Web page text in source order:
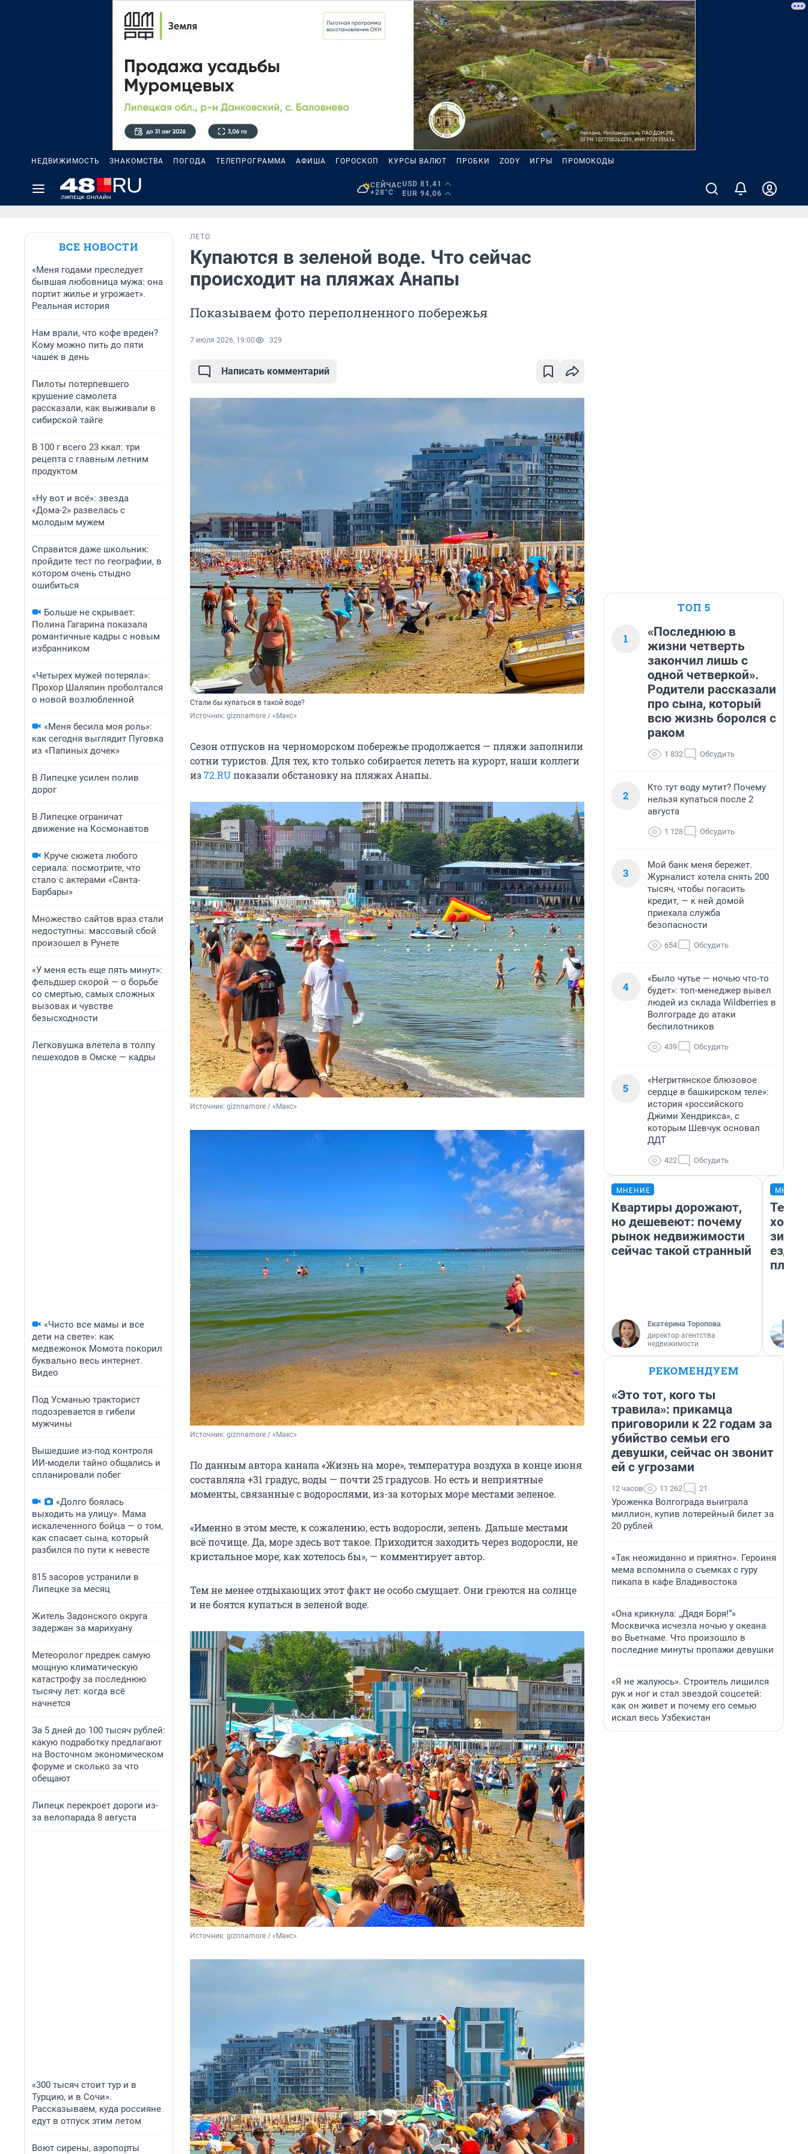
НЕДВИЖИМОСТЬ ЗНАКОМСТВА ПОГОДА ТЕЛЕПРОГРАММА АФИША ГОРОСКОП КУРСЫ ВАЛЮТ ПРОБКИ ZODY ИГРЫ ПРОМОКОДЫ
СЕЙЧАС
+28°C
USD 81,41
EUR 94,06
ВСЕ НОВОСТИ
«Меня годами преследует
бывшая любовница мужа: она
портит жилье и угрожает».
Реальная история
Нам врали, что кофе вреден?
Кому можно пить до пяти
чашек в день
Пилоты потерпевшего
крушение самолета
рассказали, как выживали в
сибирской тайге
В 100 г всего 23 ккал: три
рецепта с главным летним
продуктом
«Ну вот и всё»: звезда
«Дома-2» развелась с
молодым мужем
Справится даже школьник:
пройдите тест по географии, в
котором очень стыдно
ошибиться
Больше не скрывает:
Полина Гагарина показала
романтичные кадры с новым
избранником
«Четырех мужей потеряла»:
Прохор Шаляпин проболтался
о новой возлюбленной
«Меня бесила моя роль»:
как сегодня выглядит Пуговка
из «Папиных дочек»
В Липецке усилен полив
дорог
В Липецке ограничат
движение на Космонавтов
Круче сюжета любого
сериала: посмотрите, что
стало с актерами «Санта-
Барбары»
Множество сайтов враз стали
недоступны: массовый сбой
произошел в Рунете
«У меня есть еще пять минут»:
фельдшер скорой — о борьбе
со смертью, самых сложных
вызовах и чувстве
безысходности
Легковушка влетела в толпу
пешеходов в Омске — кадры
«Чисто все мамы и все
дети на свете»: как
медвежонок Момота покорил
буквально весь интернет.
Видео
Под Усманью тракторист
подозревается в гибели
мужчины
Вышедшие из-под контроля
ИИ-модели тайно общались и
спланировали побег
«Долго боялась
выходить на улицу». Мама
искалеченного бойца — о том,
как спасает сына, который
разбился по пути к невесте
815 засоров устранили в
Липецке за месяц
Житель Задонского округа
задержан за марихуану
Метеоролог предрек самую
мощную климатическую
катастрофу за последнюю
тысячу лет: когда всё
начнется
За 5 дней до 100 тысяч рублей:
какую подработку предлагают
на Восточном экономическом
форуме и сколько за что
обещают
Липецк перекроет дороги из-
за велопарада 8 августа
«300 тысяч стоит тур и в
Турцию, и в Сочи».
Рассказываем, куда россияне
едут в отпуск этим летом
Воют сирены, аэропорты
ЛЕТО
Купаются в зеленой воде. Что сейчас
происходит на пляжах Анапы
Показываем фото переполненного побережья
7 июля 2026, 19:00 329
Написать комментарий
Стали бы купаться в такой воде?
Источник: giznnamore / «Макс»
Сезон отпусков на черноморском побережье продолжается — пляжи заполнили
сотни туристов. Для тех, кто только собирается лететь на курорт, наши коллеги
из72.RUпоказали обстановку на пляжах Анапы.
Источник: giznnamore / «Макс»
Источник: giznnamore / «Макс»
По данным автора канала «Жизнь на море», температура воздуха в конце июня
составляла +31 градус, воды — почти25градусов. Но есть и неприятные
моменты, связанные с водорослями, из-за которых море местами зеленое.
«Именно в этом месте, к сожалению, есть водоросли, зелень. Дальше местами
всё почище. Да, море здесь вот такое. Приходится заходить через водоросли, не
кристальное море, как хотелось бы», — комментирует автор.
Тем не менее отдыхающих этот факт не особо смущает. Они греются на солнце
и не боятся купаться в зеленой воде.
Источник: giznnamore / «Макс»
ТОП 5
1
«Последнюю в
жизни четверть
закончил лишь с
одной четверкой».
Родители рассказали
про сына, который
всю жизнь боролся с
раком
1 832 Обсудить
2
Кто тут воду мутит? Почему
нельзя купаться после 2
августа
1 128 Обсудить
3
Мой банк меня бережет.
Журналист хотела снять 200
тысяч, чтобы погасить
кредит, — к ней домой
приехала служба
безопасности
654 Обсудить
4
«Было чутье — ночью что-то
будет»: топ-менеджер вывел
людей из склада Wildberries в
Волгограде до атаки
беспилотников
439 Обсудить
5
«Негритянское блюзовое
сердце в башкирском теле»:
история «российского
Джими Хендрикса», с
которым Шевчук основал
ДДТ
422 Обсудить
МНЕНИЕ
Квартиры дорожают,
но дешевеют: почему
рынок недвижимости
сейчас такой странный
Екатерина Торопова
директор агентства
недвижимости
ездит
РЕКОМЕНДУЕМ
«Это тот, кого ты
травила»: прикамца
приговорили к 22 годам за
убийство семьи его
девушки, сейчас он звонит
ей с угрозами
12 часов 11 262 21
Уроженка Волгограда выиграла
миллион, купив лотерейный билет за
20 рублей
«Так неожиданно и приятно». Героиня
мема вспомнила о съемках с гуру
пикапа в кафе Владивостока
«Она крикнула: „Дядя Боря!“»
Москвичка исчезла ночью у океана
во Вьетнаме. Что произошло в
последние минуты пропажи девушки
«Я не жалуюсь». Строитель лишился
рук и ног и стал звездой соцсетей:
как он живет и почему его семью
искал весь Узбекистан